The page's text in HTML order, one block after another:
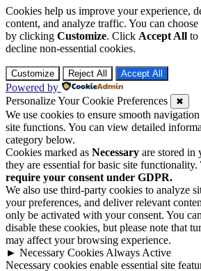
Cookies help us improve your experience,
content, and analyze traffic. You can
by clicking Customize. Click Accept All to
decline non-essential cookies.
Customize Reject All Accept All
Powered by
Personalize Your Cookie Preferences
✖
We use cookies to ensure smooth
site functions. You can view detailed
category below.
Cookies marked as Necessary are stored in
they are essential for basic site functionality.
require your consent under GDPR.
We also use third-party cookies to analyze
your preferences, and deliver relevant
only be activated with your consent. You
disable these cookies, but please note that
may affect your browsing experience.
► Necessary Cookies Always Active
Necessary cookies enable essential site